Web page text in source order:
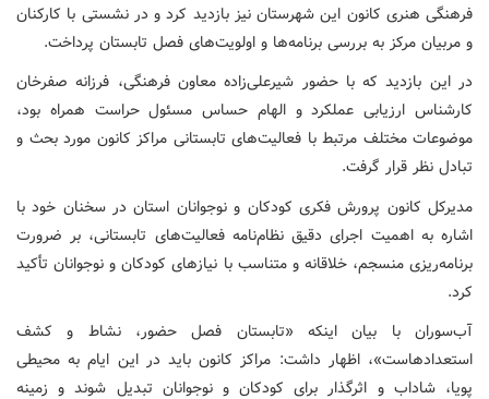
فرهنگی هنری کانون این شهرستان نیز بازدید کرد و در نشستی با کارکنان
و مربیان مرکز به بررسی برنامه‌ها و اولویت‌های فصل تابستان پرداخت.
در این بازدید که با حضور شیرعلی‌زاده معاون فرهنگی، فرزانه صفرخان
کارشناس ارزیابی عملکرد و الهام حساس مسئول حراست همراه بود،
موضوعات مختلف مرتبط با فعالیت‌های تابستانی مراکز کانون مورد بحث و
تبادل نظر قرار گرفت.
مدیرکل کانون پرورش فکری کودکان و نوجوانان استان در سخنان خود با
اشاره به اهمیت اجرای دقیق نظام‌نامه فعالیت‌های تابستانی، بر ضرورت
برنامه‌ریزی منسجم، خلاقانه و متناسب با نیازهای کودکان و نوجوانان تأکید
کرد.
آب‌سوران با بیان اینکه «تابستان فصل حضور، نشاط و کشف
استعدادهاست»، اظهار داشت: مراکز کانون باید در این ایام به محیطی
پویا، شاداب و اثرگذار برای کودکان و نوجوانان تبدیل شوند و زمینه